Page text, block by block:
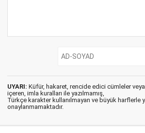
UYARI: Küfür, hakaret, rencide edici cümleler veya
içeren, imla kuralları ile yazılmamış,
Türkçe karakter kullanılmayan ve büyük harflerle
onaylanmamaktadır.